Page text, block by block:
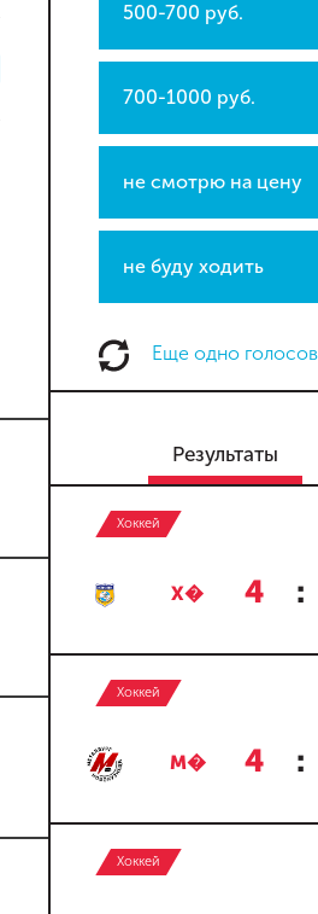
500-700 руб.
700-1000 руб.
не смотрю на цену
не буду ходить
Еще одно
Результаты
Хоккей
Х� 4 :
Хоккей
М� 4 :
Хоккей